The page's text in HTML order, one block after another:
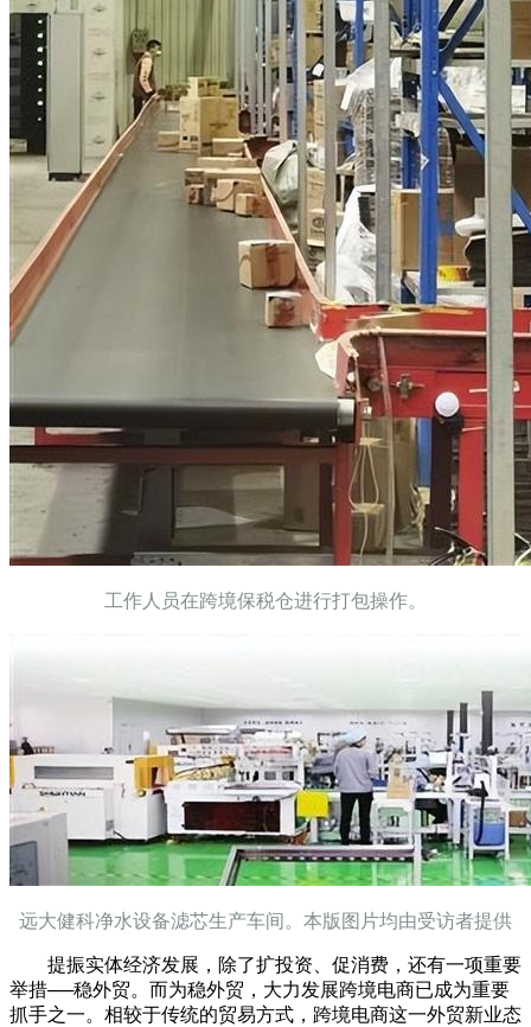
工作人员在跨境保税仓进行打包操作。
远大健科净水设备滤芯生产车间。本版图片均由受访者提供
提振实体经济发展，除了扩投资、促消费，还有一项重要
举措──稳外贸。而为稳外贸，大力发展跨境电商已成为重要
抓手之一。相较于传统的贸易方式，跨境电商这一外贸新业态